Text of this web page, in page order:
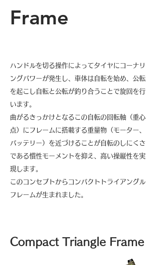
Frame
ハンドルを切る操作によってタイヤにコーナリ
ングパワーが発生し、車体は自転を始め、公転
を起こし自転と公転が釣り合うことで旋回を行
います。
曲がるきっかけとなるこの自転の回転軸（重心
点）にフレームに搭載する重量物（モーター、
バッテリー）を近づけることが自転のしにくさ
である慣性モーメントを抑え、高い操縦性を実
現します。
このコンセプトからコンパクトトライアングル
フレームが生まれました。
Compact Triangle Frame